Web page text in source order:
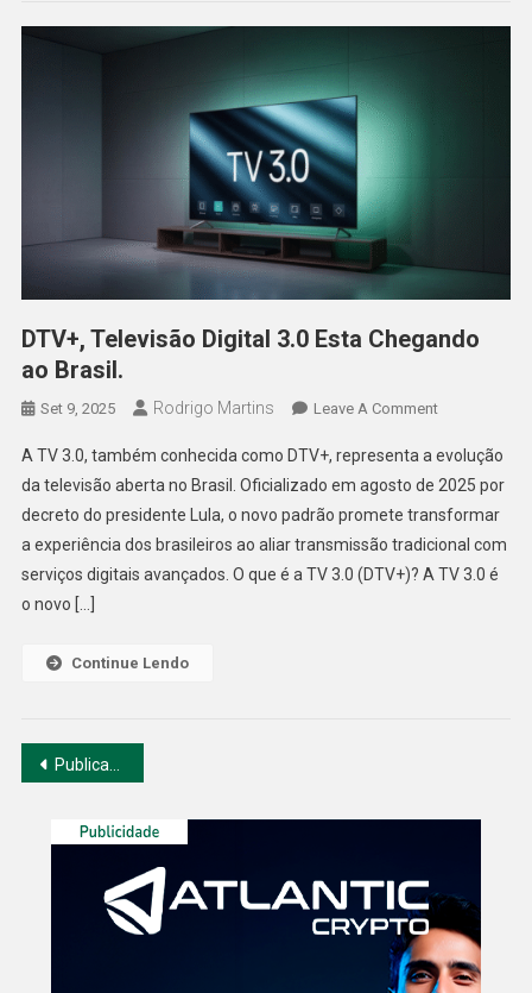
DTV+, Televisão Digital 3.0 Esta Chegando
ao Brasil.
Set 9, 2025 Rodrigo Martins Leave A CommentOn
Televisão
Digital
3.0
Esta
Chegando
A TV 3.0, também conhecida como DTV+, representa a evolução
da televisão aberta no Brasil. Oficializado em agosto de 2025 por
decreto do presidente Lula, o novo padrão promete transformar
a experiência dos brasileiros ao aliar transmissão tradicional com
serviços digitais avançados. O que é a TV 3.0 (DTV+)? A TV 3.0 é
o novo […]
Continue Lendo
Navegação
posts
Publicações mais antigas